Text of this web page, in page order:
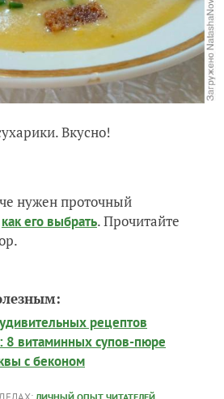
Вкусно!
нужен проточный
как его выбрать. Прочитайте
рецептов
8 витаминных супов-пюре
с беконом